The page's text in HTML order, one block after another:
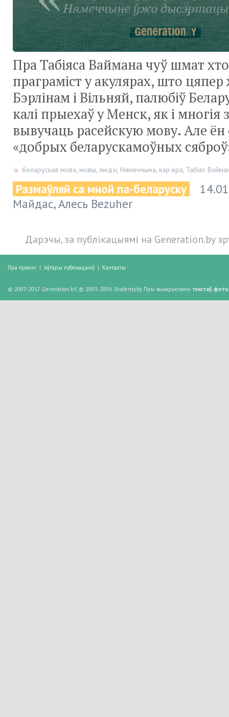
Пра Табіяса Ваймана чуў шмат
праграміст у акулярах, што
Бэрлінам і Вільняй, палюбіў
калі прыехаў у Менск, як і многія
вывучаць расейскую мову. Але ён
«добрых беларускамоўных
беларуская мова, мовы, людзі, Нямеччына, кар'ера, Табіяс
Размаўляй са мной па-беларуску
Майдас, Алесь Bezuher
Дарэчы, за публікацыямі на Generation.by
Пра праект | Аўтары публікацыяў | Кантакты
© 2007-2017 Generation.bY, © 2003-2006 Studenty.by. Пры выкарыстанні тэкстаў,фота